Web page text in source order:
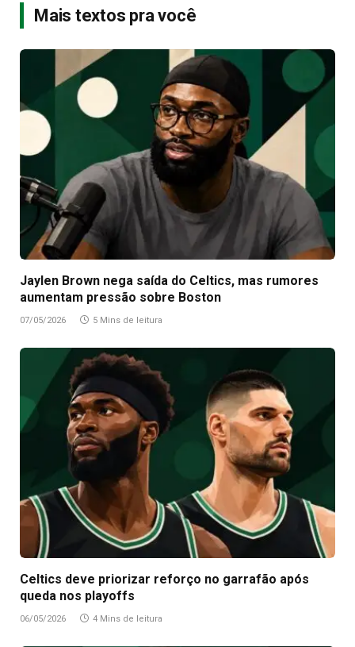
Mais textos pra você
Jaylen Brown nega saída do Celtics, mas rumores
aumentam pressão sobre Boston
07/05/2026 5 Mins de leitura
Celtics deve priorizar reforço no garrafão após
queda nos playoffs
06/05/2026 4 Mins de leitura